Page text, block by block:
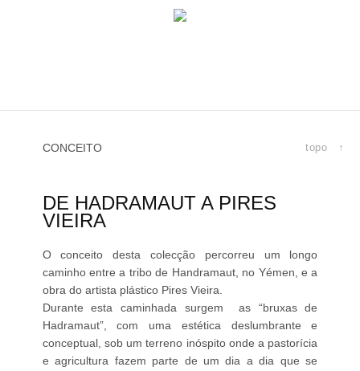
topo ↑
CONCEITO
DE HADRAMAUT A PIRES
VIEIRA
O conceito desta colecção percorreu um longo
caminho entre a tribo de Handramaut, no Yémen, e a
obra do artista plástico Pires Vieira.
Durante esta caminhada surgem as “bruxas de
Hadramaut”, com uma estética deslumbrante e
conceptual, sob um terreno inóspito onde a pastorícia
e agricultura fazem parte de um dia a dia que se